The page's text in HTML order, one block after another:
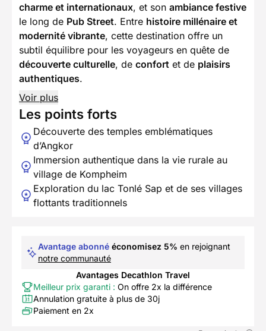
charme et internationaux, et son ambiance festive
le long de Pub Street. Entre histoire millénaire et
modernité vibrante, cette destination offre un
subtil équilibre pour les voyageurs en quête de
découverte culturelle, de confort et de plaisirs
authentiques.
Voir plus
Les points forts
Découverte des temples emblématiques
d’Angkor
Immersion authentique dans la vie rurale au
village de Kompheim
Exploration du lac Tonlé Sap et de ses villages
flottants traditionnels
Avantage abonné économisez 5% en rejoignant
notre communauté
Avantages Decathlon Travel
Meilleur prix garanti : On offre 2x la différence
Annulation gratuite à plus de 30j
Paiement en 2x